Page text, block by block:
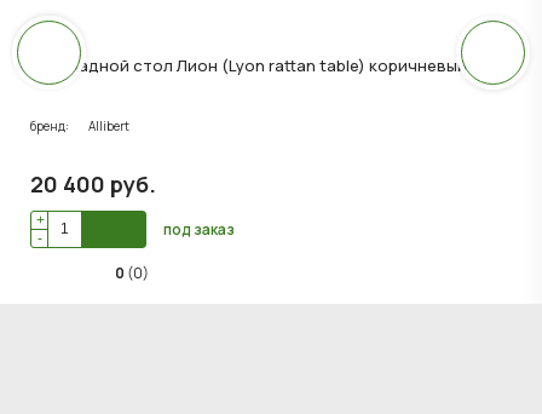
Раскладной стол Лион (Lyon rattan table) коричневый
бренд: Allibert
20 400 руб.
+
-
под заказ
0 (0)